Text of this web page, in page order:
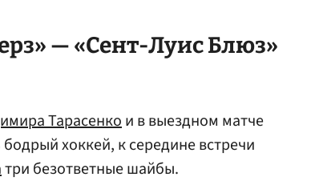
— «Сент-Луис Блюз»
Тарасенкои в выездном матче
хоккей, к середине встречи
три безответные шайбы.